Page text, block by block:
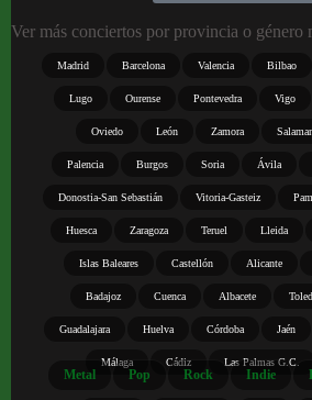
Ver más conciertos por provincia o género
Madrid Barcelona Valencia Bilbao
Lugo Ourense Pontevedra Vigo
Oviedo León Zamora
Palencia Burgos Soria Ávila
Donostia-San Sebastián Vitoria-Gasteiz
Huesca Zaragoza Teruel Lleida
Islas Baleares Castellón Alicante
Badajoz Cuenca Albacete
Guadalajara Huelva Córdoba Jaén
Málaga Cádiz Las Palmas G.C.
Metal Pop Rock Indie